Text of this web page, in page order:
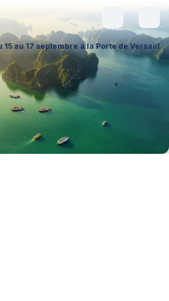
à la Porte de Versailles (Hall 1 –